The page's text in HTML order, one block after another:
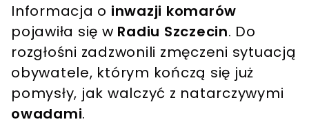
Informacja o inwazji komarów
pojawiła się w Radiu Szczecin. Do
rozgłośni zadzwonili zmęczeni sytuacją
obywatele, którym kończą się już
pomysły, jak walczyć z natarczywymi
owadami.